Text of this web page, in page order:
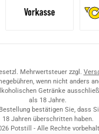
Mehrwertsteuer zzgl.
wenn nicht anders
Getränke
als 18 Jahre.
bestätigen Sie, dass
18 Jahren überschritten haben.
Potstill - Alle Rechte